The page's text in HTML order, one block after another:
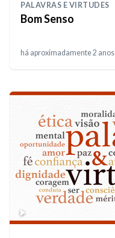
PALAVRAS E VIRTUDES
Bom Senso
há aproximadamente 2 anos